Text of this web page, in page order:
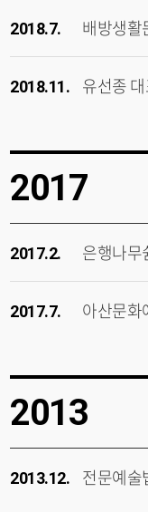
2018.7. 배방생활
2018.11. 유선종
2017
2017.2. 은행나무
2017.7. 아산문화
2013
2013.12. 전문예술